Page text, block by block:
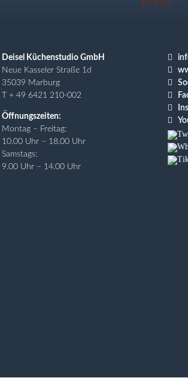
Deisel Küchenstudio GmbH
Neue Kasseler Straße 1d
35039 Marburg
T + 49 6421 210-002
Öffnungszeiten:
Montag – Freitag:
10.00 Uhr – 18.00 Uhr
Samstags:
9.00 Uhr – 14.00 Uhr





